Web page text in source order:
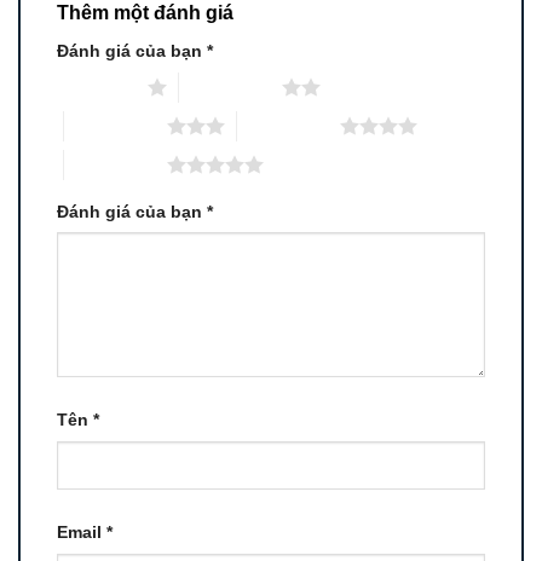
Thêm một đánh giá
Đánh giá của bạn *
Đánh giá của bạn *
Tên *
Email *